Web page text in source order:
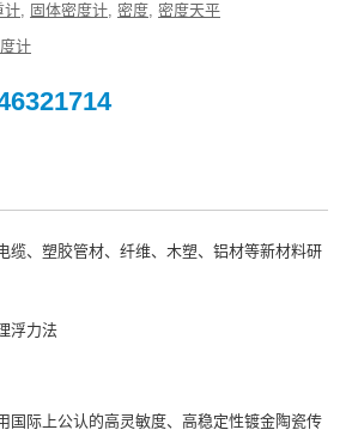
计, 固体密度计, 密度, 密度天平
计
缆、塑胶管材、纤维、木塑、铝材等新材料研
浮力法
国际上公认的高灵敏度、高稳定性镀金陶瓷传